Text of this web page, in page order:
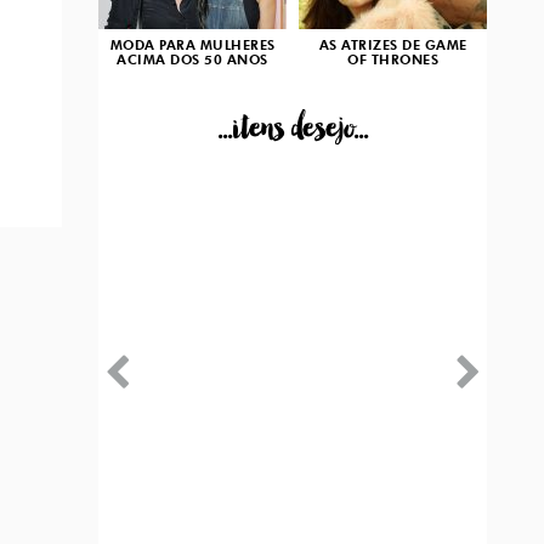
MODA PARA MULHERES
ACIMA DOS 50 ANOS
AS ATRIZES DE GAME
OF THRONES
...itens desejo...